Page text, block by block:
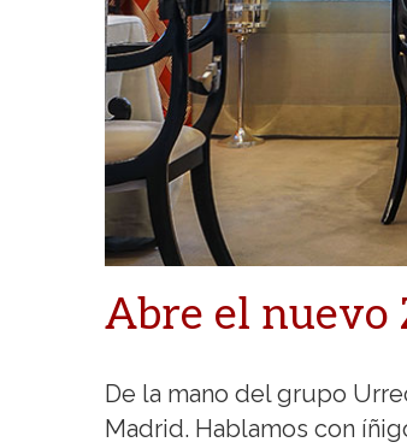
Abre el nuevo
De la mano del grupo
Madrid. Hablamos con